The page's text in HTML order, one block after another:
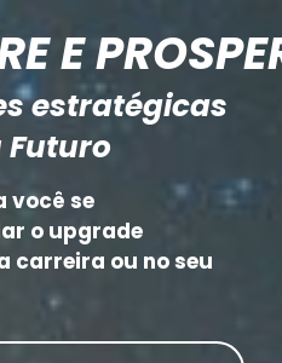
você se
o upgrade
carreira ou no seu
E
estratégicas
Futuro